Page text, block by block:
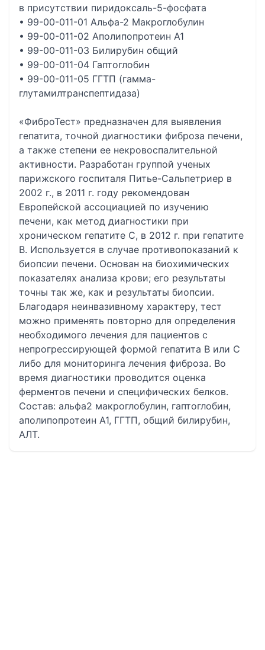
в присутствии пиридоксаль-5-фосфата
• 99-00-011-01 Альфа-2 Макроглобулин
• 99-00-011-02 Аполипопротеин А1
• 99-00-011-03 Билирубин общий
• 99-00-011-04 Гаптоглобин
• 99-00-011-05 ГГТП (гамма-
глутамилтранспептидаза)
«ФиброТест» предназначен для выявления
гепатита, точной диагностики фиброза печени,
а также степени ее некровоспалительной
активности. Разработан группой ученых
парижского госпиталя Питье-Сальпетриер в
2002 г., в 2011 г. году рекомендован
Европейской ассоциацией по изучению
печени, как метод диагностики при
хроническом гепатите С, в 2012 г. при гепатите
B. Используется в случае противопоказаний к
биопсии печени. Основан на биохимических
показателях анализа крови; его результаты
точны так же, как и результаты биопсии.
Благодаря неинвазивному характеру, тест
можно применять повторно для определения
необходимого лечения для пациентов с
непрогрессирующей формой гепатита В или С
либо для мониторинга лечения фиброза. Во
время диагностики проводится оценка
ферментов печени и специфических белков.
Состав: альфа2 макроглобулин, гаптоглобин,
аполипопротеин А1, ГГТП, общий билирубин,
АЛТ.